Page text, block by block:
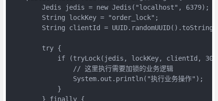
        Jedis jedis = new Jedis("localhost", 6379);
        String lockKey = "order_lock";
String clientId =
        try {
if (tryLock(jedis, lockKey, clientId,
                // 这里执行需要加锁的业务逻辑
                System.out.println("执行业务操作");
            }
        } finally {